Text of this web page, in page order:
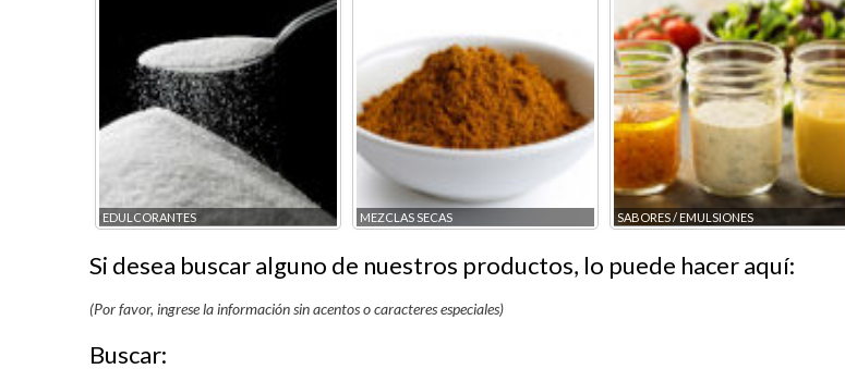
EDULCORANTES MEZCLAS SECAS SABORES / EMULSIONES
Si desea buscar alguno de nuestros productos, lo puede hacer aquí:
(Por favor, ingrese la información sin acentos o caracteres especiales)
Buscar: